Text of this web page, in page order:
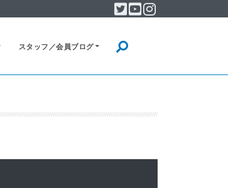
TwitterYouTube
Instagram
スタッフ／会員ブログ 音楽制作・DTM・作曲を学ぶ
イベント